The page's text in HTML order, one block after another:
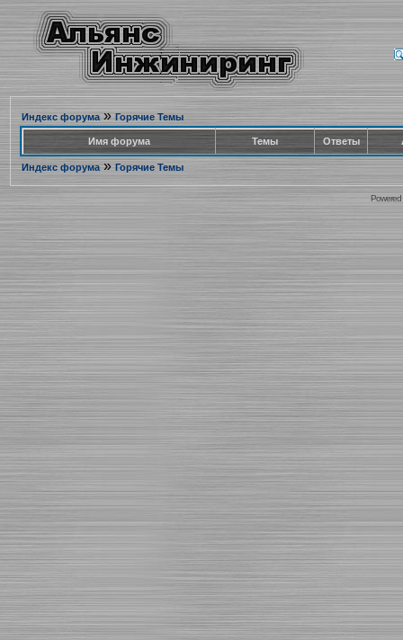
Индекс форума» Горячие Темы
Имя форума Темы Ответы
Индекс форума» Горячие Темы